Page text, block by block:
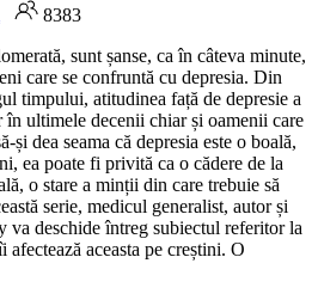
8383
sunt șanse, ca în câteva minute,
care se confruntă cu depresia. Din
timpului, atitudinea față de depresie a
în ultimele decenii chiar și oamenii care
și dea seama că depresia este o boală,
ea poate fi privită ca o cădere de la
o stare a minții din care trebuie să
serie, medicul generalist, autor și
deschide întreg subiectul referitor la
aceasta pe creștini. O